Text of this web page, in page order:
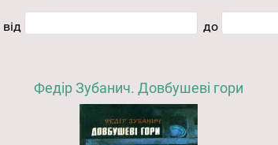
від до
Федір Зубанич. Довбушеві гори